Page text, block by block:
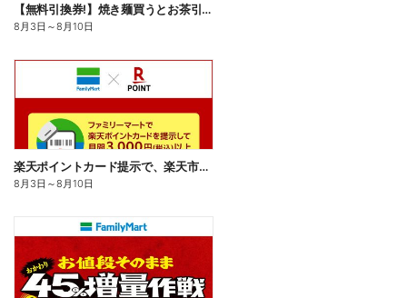
【無料引換券!】焼き麺買うとお茶引換券貰える!
8月3日 ～8月10日
楽天ポイントカード提示で、楽天市場でのお買い物がおトクに!
8月3日 ～8月10日